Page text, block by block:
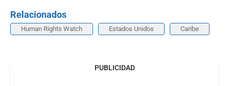
Relacionados
Human Rights Watch Estados Unidos Caribe
PUBLICIDAD